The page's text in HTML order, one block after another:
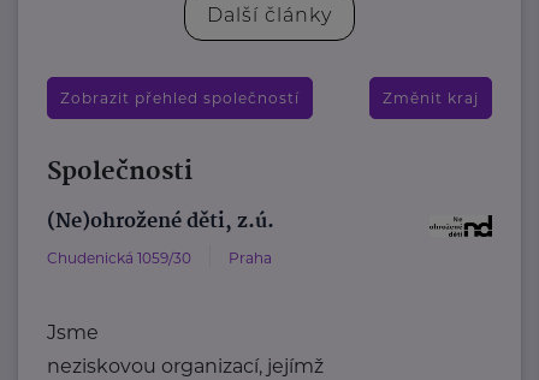
Další články
Zobrazit přehled společností Změnit kraj
Společnosti
(Ne)ohrožené děti, z.ú.
Chudenická 1059/30 Praha
Jsme
neziskovou organizací, jejímž